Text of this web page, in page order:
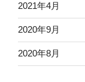
2021年4月
2020年9月
2020年8月